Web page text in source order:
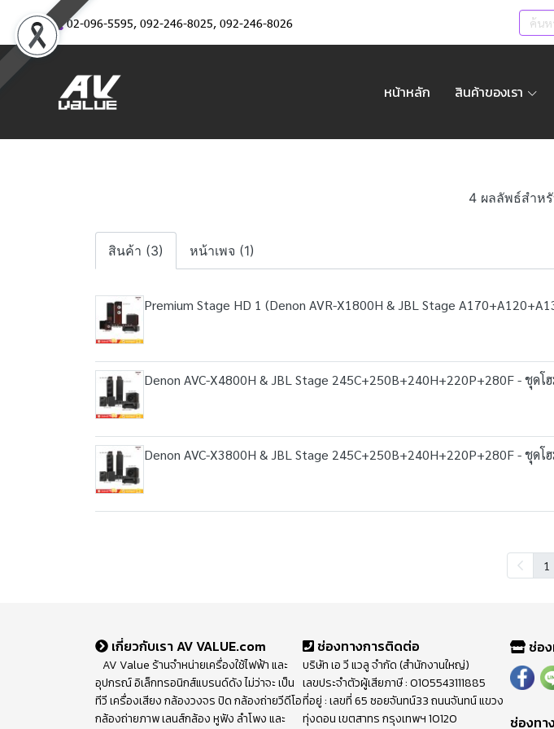
02-096-5595, 092-246-8025, 092-246-8026
หน้าหลัก สินค้าของเรา
4 ผลลัพธ์สำห
สินค้า (3) หน้าเพจ (1)
Premium Stage HD 1 (Denon AVR-X1800H & JBL Stage
Denon AVC-X4800H & JBL Stage 245C+250B+240H+220P+280F - ชุดโฮ
Denon AVC-X3800H & JBL Stage 245C+250B+240H+220P+280F - ชุดโฮ
1
เกี่ยวกับเรา AV VALUE.com
AV Value ร้านจำหน่ายเครื่องใช้ไฟฟ้า และ
อุปกรณ์ อิเล็กทรอนิกส์แบรนด์ดัง ไม่ว่าจะ เป็น
ทีวี เครื่องเสียง กล้องวงจร ปิด กล้องถ่ายวีดีโอ
กล้องถ่ายภาพ เลนส์กล้อง หูฟัง ลำโพง และ
ช่องทางการติดต่อ
บริษัท เอ วี แวลู จำกัด (สำนักงานใหญ่)
เลขประจำตัวผู้เสียภาษี : 0105543111885
ที่อยู่ : เลขที่ 65 ซอยจันทน์33 ถนนจันทน์ แขวง
ทุ่งดอน เขตสาทร กรุงเทพฯ 10120
ช่อ
ช่องทา